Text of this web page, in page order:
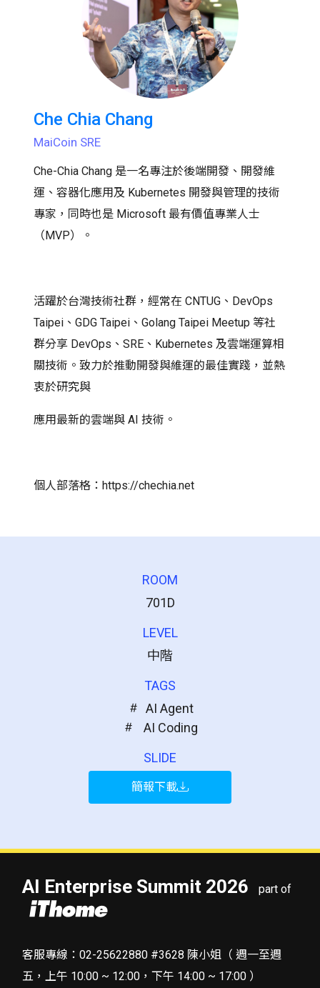
Che Chia Chang
MaiCoin SRE
Che-Chia Chang 是一名專注於後端開發、開發維
運、容器化應用及 Kubernetes 開發與管理的技術
專家，同時也是 Microsoft 最有價值專業人士
（MVP）。
活躍於台灣技術社群，經常在 CNTUG、DevOps
Taipei、GDG Taipei、Golang Taipei Meetup 等社
群分享 DevOps、SRE、Kubernetes 及雲端運算相
關技術。致力於推動開發與維運的最佳實踐，並熱
衷於研究與
應用最新的雲端與 AI 技術。
個人部落格：https://chechia.net
ROOM
701D
LEVEL
中階
TAGS
AI Agent
AI Coding
SLIDE
簡報下載
AI Enterprise Summit 2026 part of
客服專線：02-25622880 #3628 陳小姐（ 週一至週
五，上午 10:00 ~ 12:00，下午 14:00 ~ 17:00 ）